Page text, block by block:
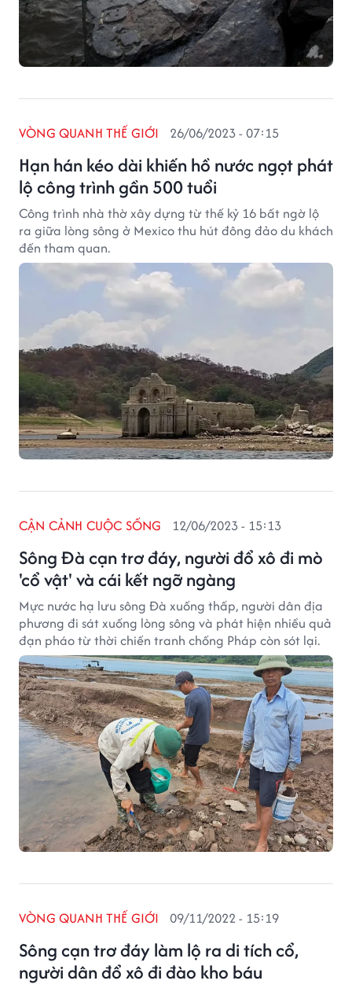
Hạn hán kéo dài khiến hồ nước ngọt phát
lộ công trình gần 500 tuổi
VÒNG QUANH THẾ GIỚI 26/06/2023 - 07:15
Công trình nhà thờ xây dựng từ thế kỷ 16 bất ngờ lộ
ra giữa lòng sông ở Mexico thu hút đông đảo du khách
đến tham quan.
Sông Đà cạn trơ đáy, người đổ xô đi mò
'cổ vật' và cái kết ngỡ ngàng
CẬN CẢNH CUỘC SỐNG 12/06/2023 - 15:13
Mực nước hạ lưu sông Đà xuống thấp, người dân địa
phương đi sát xuống lòng sông và phát hiện nhiều quả
đạn pháo từ thời chiến tranh chống Pháp còn sót lại.
Sông cạn trơ đáy làm lộ ra di tích cổ,
người dân đổ xô đi đào kho báu
VÒNG QUANH THẾ GIỚI 09/11/2022 - 15:19